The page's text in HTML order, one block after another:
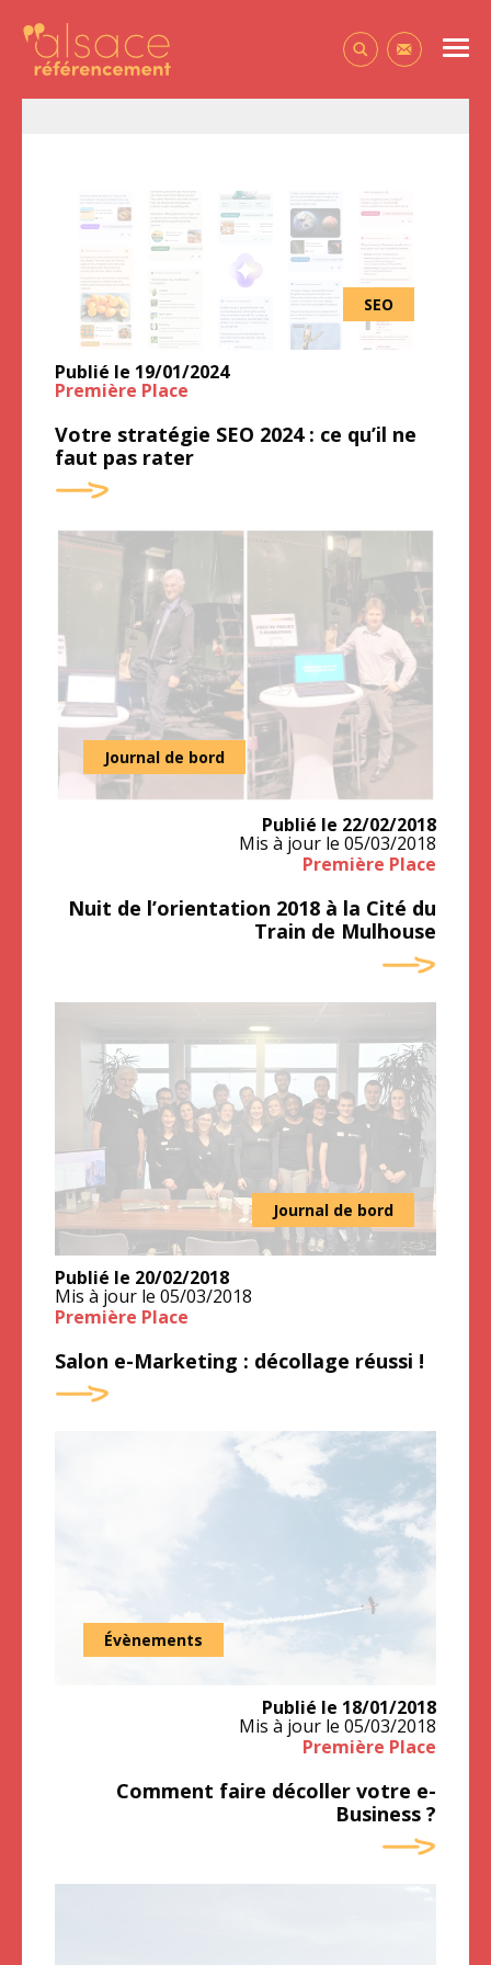
Alsace Référencement Le blog de Première Place
Contactez-
Source : Google.com
SEO
Publié le 19/01/2024
Première Place
Votre stratégie SEO 2024 : ce qu’il ne
faut pas rater
Olivier Zeller - Vincent Vogel
Journal de bord
Publié le 22/02/2018
Mis à jour le 05/03/2018
Première Place
Nuit de l’orientation 2018 à la Cité du
Train de Mulhouse
Journal de bord
Publié le 20/02/2018
Mis à jour le 05/03/2018
Première Place
Salon e-Marketing : décollage réussi !
Évènements
Publié le 18/01/2018
Mis à jour le 05/03/2018
Première Place
Comment faire décoller votre e-
Business ?